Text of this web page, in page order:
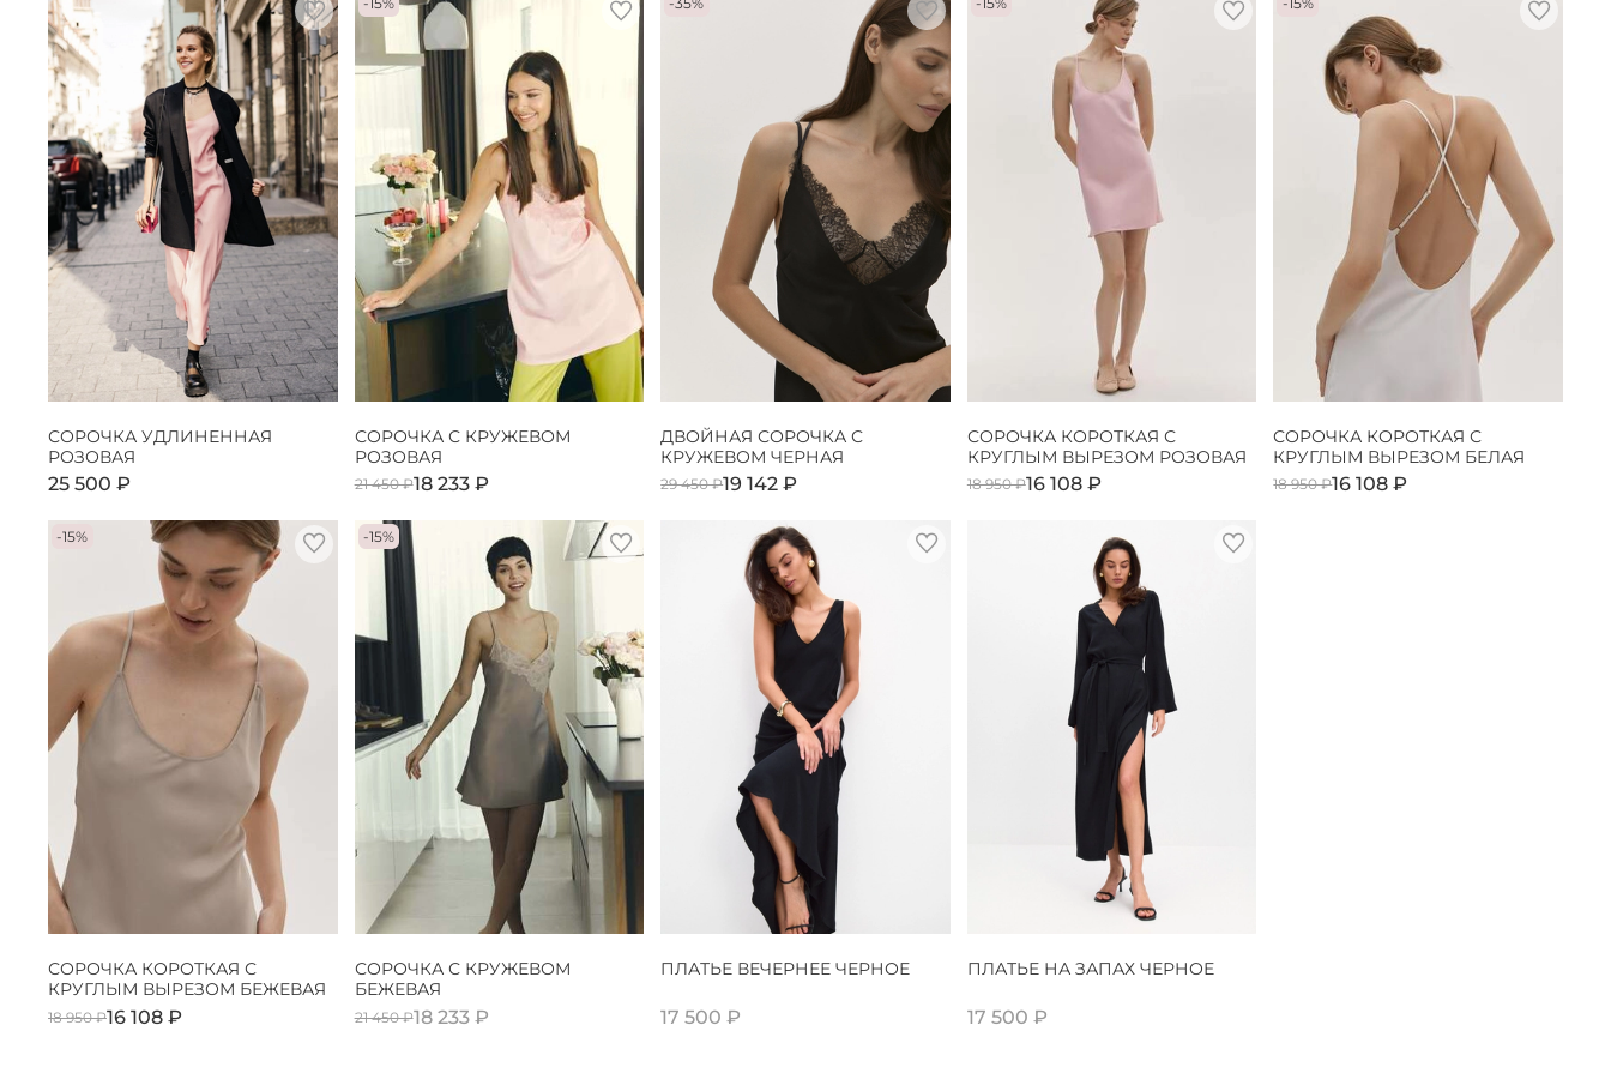
СОРОЧКА УДЛИНЕННАЯ
РОЗОВАЯ
25 500 ₽
СОРОЧКА С КРУЖЕВОМ
РОЗОВАЯ
21 450 ₽18 233 ₽
ДВОЙНАЯ СОРОЧКА С
КРУЖЕВОМ ЧЕРНАЯ
29 450 ₽19 142 ₽
СОРОЧКА КОРОТКАЯ С
КРУГЛЫМ ВЫРЕЗОМ РОЗОВАЯ
18 950 ₽16 108 ₽
СОРОЧКА КОРОТКАЯ С
КРУГЛЫМ ВЫРЕЗОМ БЕЛАЯ
18 950 ₽16 108 ₽
-15%
СОРОЧКА КОРОТКАЯ С
КРУГЛЫМ ВЫРЕЗОМ БЕЖЕВАЯ
18 950 ₽16 108 ₽
-15%
СОРОЧКА С КРУЖЕВОМ
БЕЖЕВАЯ
21 450 ₽18 233 ₽
ПЛАТЬЕ ВЕЧЕРНЕЕ ЧЕРНОЕ
17 500 ₽
ПЛАТЬЕ НА ЗАПАХ ЧЕРНОЕ
17 500 ₽